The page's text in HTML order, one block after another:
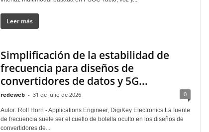
Leer más
Simplificación de la estabilidad de
frecuencia para diseños de
convertidores de datos y 5G...
redeweb - 31 de julio de 2026 0
Autor: Rolf Horn - Applications Engineer, DigiKey Electronics La fuente
de frecuencia suele ser el cuello de botella oculto en los diseños de
convertidores de...